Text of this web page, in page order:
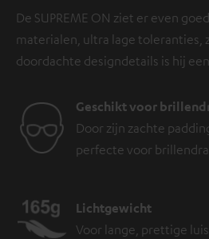
De SUPREME ON ziet er even
materialen, ultra lage toleranties,
doordachte designdetails is hij
Geschikt voor
Door zijn zachte
perfecte voor
Lichtgewicht
Voor lange, prettige